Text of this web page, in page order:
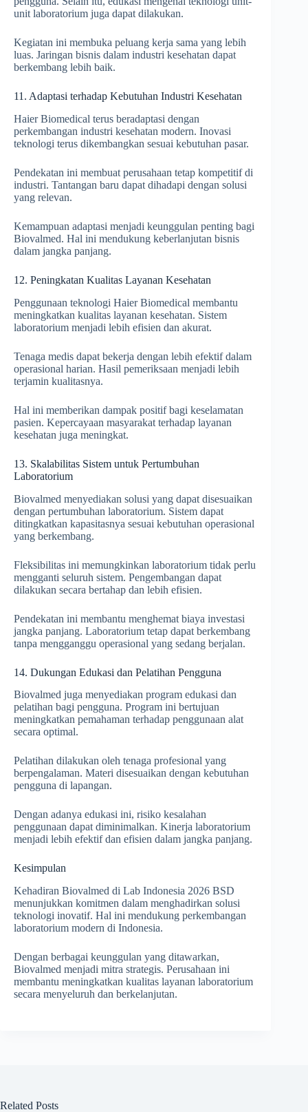
unit laboratorium juga dapat dilakukan.
Kegiatan ini membuka peluang kerja sama yang lebih
luas. Jaringan bisnis dalam industri kesehatan dapat
berkembang lebih baik.
11. Adaptasi terhadap Kebutuhan Industri Kesehatan
Haier Biomedical terus beradaptasi dengan
perkembangan industri kesehatan modern. Inovasi
teknologi terus dikembangkan sesuai kebutuhan pasar.
Pendekatan ini membuat perusahaan tetap kompetitif di
industri. Tantangan baru dapat dihadapi dengan solusi
yang relevan.
Kemampuan adaptasi menjadi keunggulan penting bagi
Biovalmed. Hal ini mendukung keberlanjutan bisnis
dalam jangka panjang.
12. Peningkatan Kualitas Layanan Kesehatan
Penggunaan teknologi Haier Biomedical membantu
meningkatkan kualitas layanan kesehatan. Sistem
laboratorium menjadi lebih efisien dan akurat.
Tenaga medis dapat bekerja dengan lebih efektif dalam
operasional harian. Hasil pemeriksaan menjadi lebih
terjamin kualitasnya.
Hal ini memberikan dampak positif bagi keselamatan
pasien. Kepercayaan masyarakat terhadap layanan
kesehatan juga meningkat.
13. Skalabilitas Sistem untuk Pertumbuhan
Laboratorium
Biovalmed menyediakan solusi yang dapat disesuaikan
dengan pertumbuhan laboratorium. Sistem dapat
ditingkatkan kapasitasnya sesuai kebutuhan operasional
yang berkembang.
Fleksibilitas ini memungkinkan laboratorium tidak perlu
mengganti seluruh sistem. Pengembangan dapat
dilakukan secara bertahap dan lebih efisien.
Pendekatan ini membantu menghemat biaya investasi
jangka panjang. Laboratorium tetap dapat berkembang
tanpa mengganggu operasional yang sedang berjalan.
14. Dukungan Edukasi dan Pelatihan Pengguna
Biovalmed juga menyediakan program edukasi dan
pelatihan bagi pengguna. Program ini bertujuan
meningkatkan pemahaman terhadap penggunaan alat
secara optimal.
Pelatihan dilakukan oleh tenaga profesional yang
berpengalaman. Materi disesuaikan dengan kebutuhan
pengguna di lapangan.
Dengan adanya edukasi ini, risiko kesalahan
penggunaan dapat diminimalkan. Kinerja laboratorium
menjadi lebih efektif dan efisien dalam jangka panjang.
Kesimpulan
Kehadiran Biovalmed di Lab Indonesia 2026 BSD
menunjukkan komitmen dalam menghadirkan solusi
teknologi inovatif. Hal ini mendukung perkembangan
laboratorium modern di Indonesia.
Dengan berbagai keunggulan yang ditawarkan,
Biovalmed menjadi mitra strategis. Perusahaan ini
membantu meningkatkan kualitas layanan laboratorium
secara menyeluruh dan berkelanjutan.
Related Posts